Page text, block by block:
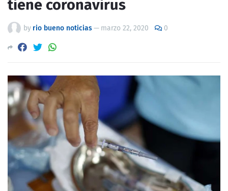
tiene coronavirus
by rio bueno noticias— marzo 22, 2020 0